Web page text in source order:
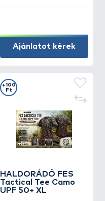
Ajánlatot kérek
HALDORÁDÓ FES
Tactical Tee Camo
UPF 50+ XL
+100
Ft